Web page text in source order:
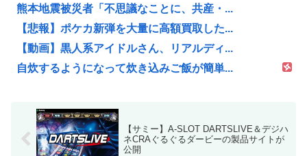
熊本地震被災者「不思議なことに、共産・...
【悲報】ポケカ新弾を大量に高額買取した...
【動画】黒人系アイドルさん、リアルディ...
自炊するようになって炊き込みご飯が簡単...
【サミー】A-SLOT DARTSLIVE＆デジハ
ネCRAぐるぐるダービーの製品サイトが
公開